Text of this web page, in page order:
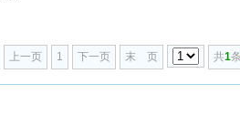
上一页 1 下一页 末 页 共1